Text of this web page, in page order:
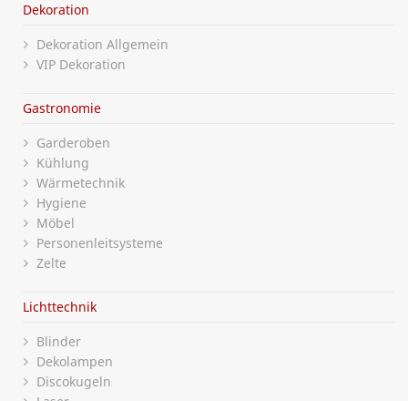
Dekoration
Dekoration Allgemein
VIP Dekoration
Gastronomie
Garderoben
Kühlung
Wärmetechnik
Hygiene
Möbel
Personenleitsysteme
Zelte
Lichttechnik
Blinder
Dekolampen
Discokugeln